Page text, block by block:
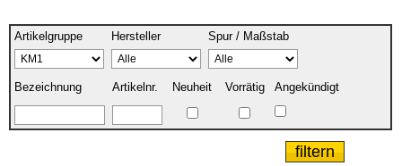
Artikelgruppe Hersteller Spur / Maßstab
Bezeichnung Artikelnr. Neuheit Vorrätig Angekündigt